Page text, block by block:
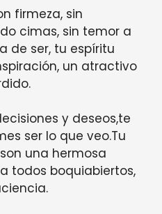
firmeza, sin
cimas, sin temor a
de ser, tu espíritu
un atractivo
y deseos,te
ser lo que veo.Tu
una hermosa
todos boquiabiertos,